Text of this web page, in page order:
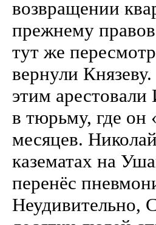
возвращении
прежнему
тут же
вернули
этим
в тюрьму, где он
месяцев.
казематах на
перенёс
Неудивительно,